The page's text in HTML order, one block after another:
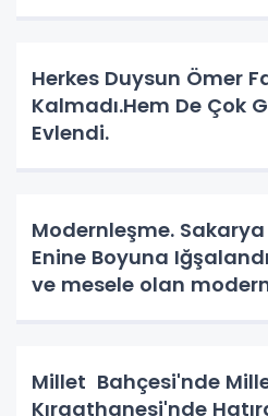
Herkes Duysun Ömer
Kalmadı.Hem De Çok
Evlendi.
Modernleşme.
Enine Boyuna Iğşalandı Önemli bir konu
ve mesele olan
Millet Bahçesi'nde
Kıraathanesi'nde